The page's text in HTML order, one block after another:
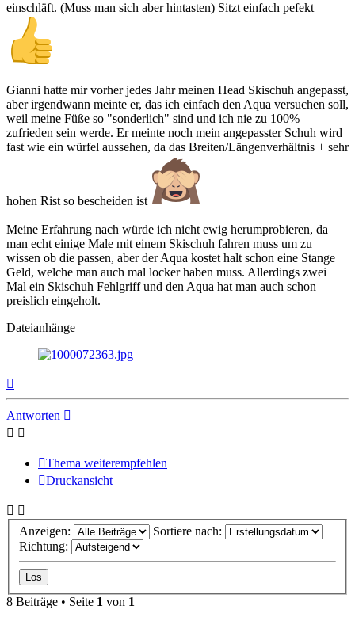
einschläft. (Muss man sich aber hintasten) Sitzt einfach pefekt
Gianni hatte mir vorher jedes Jahr meinen Head Skischuh angepasst,
aber irgendwann meinte er, das ich einfach den Aqua versuchen soll,
weil meine Füße so "sonderlich" sind und ich nie zu 100%
zufrieden sein werde. Er meinte noch mein angepasster Schuh wird
fast wie ein würfel aussehen, da das Breiten/Längenverhältnis + sehr
hohen Rist so bescheiden ist
Meine Erfahrung nach würde ich nicht ewig herumprobieren, da
man echt einige Male mit einem Skischuh fahren muss um zu
wissen ob die passen, aber der Aqua kostet halt schon eine Stange
Geld, welche man auch mal locker haben muss. Allerdings zwei
Mal ein Skischuh Fehlgriff und den Aqua hat man auch schon
preislich eingeholt.
Dateianhänge
Antworten
Thema weiterempfehlen
Druckansicht
Anzeigen:
Sortiere nach:
Richtung:
8 Beiträge • Seite 1 von 1